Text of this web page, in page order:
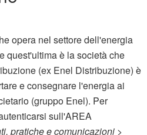
opera nel settore dell'energia
quest'ultima è la società che
(ex Enel Distribuzione) è
e consegnare l'energia ai
(gruppo Enel). Per
sull'AREA
pratiche e comunicazioni >